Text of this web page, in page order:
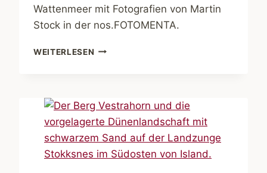
Wattenmeer mit Fotografien von Martin
Stock in der nos.FOTOMENTA.
WEITERLESEN IM
VON
MARTIN
STOCK
IN
DER